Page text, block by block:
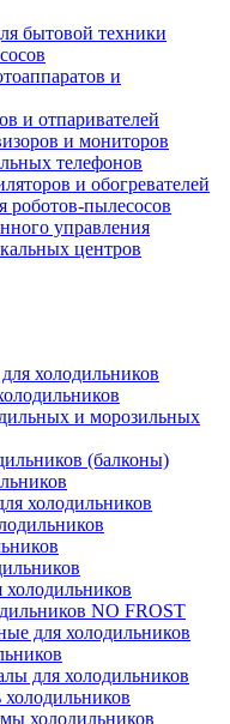
бытовой техники
и
и отпаривателей
и мониторов
телефонов
и обогревателей
роботов-пылесосов
управления
центров
холодильников
и морозильных
(балконы)
холодильников
NO FROST
для холодильников
для холодильников
холодильников